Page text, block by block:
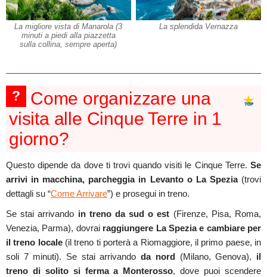
La migliore vista di Manarola (3
minuti a piedi alla piazzetta
sulla collina, sempre aperta)
La splendida Vernazza
?
Come organizzare una
visita alle Cinque Terre in 1
giorno?
Questo dipende da dove ti trovi quando visiti le Cinque Terre. Se
arrivi in macchina, parcheggia in Levanto o La Spezia(trovi
dettagli su “Come Arrivare”) e prosegui in treno.
Se stai arrivando in treno da sud o est (Firenze, Pisa, Roma,
Venezia, Parma), dovrai raggiungere La Spezia e cambiare per
il treno locale(il treno ti porterà a Riomaggiore, il primo paese, in
soli 7 minuti). Se stai arrivandoda nord(Milano, Genova), il
treno di solito si ferma a Monterosso, dove puoi scendere